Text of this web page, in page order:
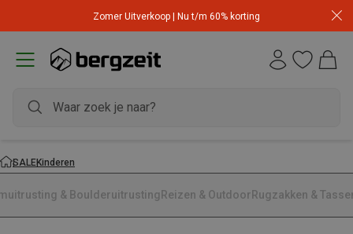
Zomer Uitverkoop | Nu t/m 60% korting
SALEKinderen
& Boulderuitrusting Reizen & Outdoor Rugzakken &